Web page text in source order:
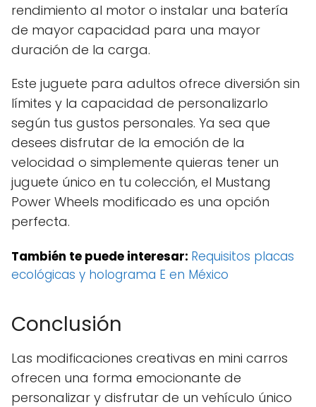
rendimiento al motor o instalar una batería
de mayor capacidad para una mayor
duración de la carga.
Este juguete para adultos ofrece diversión sin
límites y la capacidad de personalizarlo
según tus gustos personales. Ya sea que
desees disfrutar de la emoción de la
velocidad o simplemente quieras tener un
juguete único en tu colección, el Mustang
Power Wheels modificado es una opción
perfecta.
También te puede interesar: Requisitos placas
ecológicas y holograma E en México
Conclusión
Las modificaciones creativas en mini carros
ofrecen una forma emocionante de
personalizar y disfrutar de un vehículo único